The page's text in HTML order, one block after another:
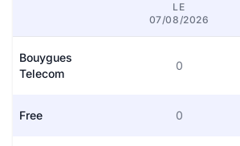
LE
07/08/2026
Bouygues
Telecom
0
Free 0